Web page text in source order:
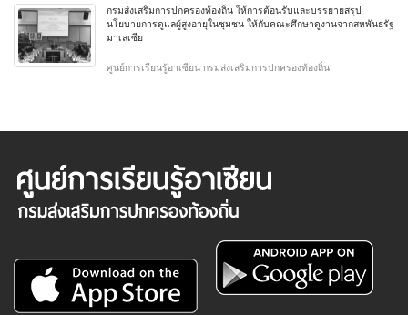
กรมส่งเสริมการปกครองท้องถิ่น ให้การต้อนรับและบรรยายสรุป
นโยบายการดูแลผู้สูงอายุในชุมชน ให้กับคณะศึกษาดูงานจากสหพันธรัฐ
มาเลเซีย
ศูนย์การเรียนรู้อาเซียน กรมส่งเสริมการปกครองท้องถิ่น